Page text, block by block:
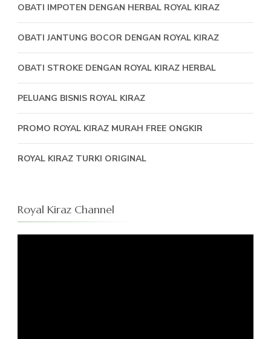
OBATI IMPOTEN DENGAN HERBAL ROYAL KIRAZ
OBATI JANTUNG BOCOR DENGAN ROYAL KIRAZ
OBATI STROKE DENGAN ROYAL KIRAZ HERBAL
PELUANG BISNIS ROYAL KIRAZ
PROMO ROYAL KIRAZ MURAH FREE ONGKIR
ROYAL KIRAZ TURKI ORIGINAL
Royal Kiraz Channel